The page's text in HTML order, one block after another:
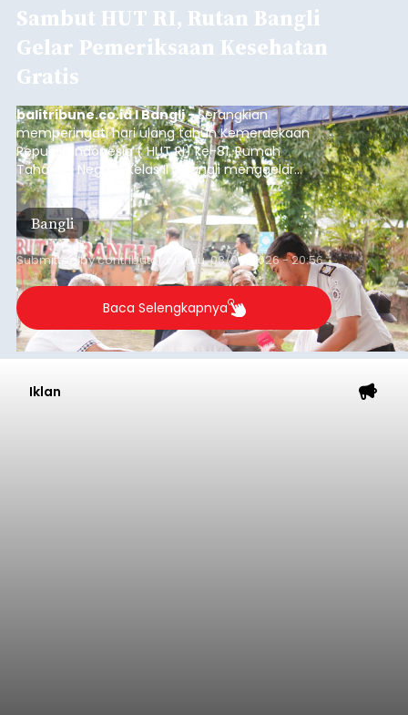
Sambut HUT RI, Rutan Bangli
Gelar Pemeriksaan Kesehatan
Gratis
balitribune.co.id I Bangli -Serangkian
memperingati hari ulang tahun Kemerdekaan
Republik Indonesia ( HUT RI) ke-81, Rumah
Tahanan Negara Kelas II B Bangli menggelar
kegiatan pemeriksaan kesehatan gratis, Rabu
(6/8/2026).
Bangli
Submitted bycontributor Thu, 08/06/2026 - 20:56
Baca Selengkapnya
Iklan